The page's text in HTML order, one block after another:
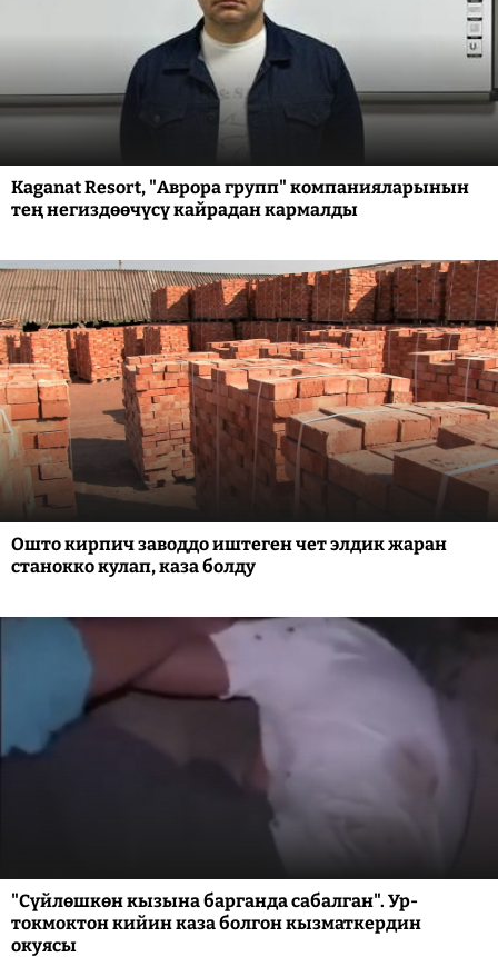
Kaganat Resort, "Аврора групп" компанияларынын
тең негиздөөчүсү кайрадан кармалды
Ошто кирпич заводдо иштеген чет элдик жаран
станокко кулап, каза болду
"Сүйлөшкөн кызына барганда сабалган". Ур-
токмоктон кийин каза болгон кызматкердин
окуясы